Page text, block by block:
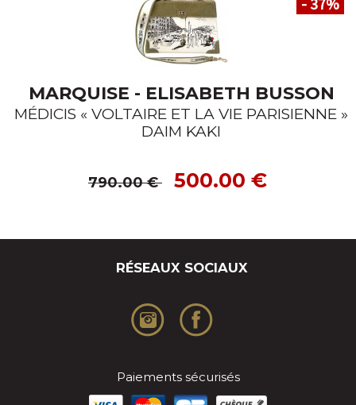
MARQUISE - ELISABETH BUSSON
MÉDICIS « VOLTAIRE ET LA VIE PARISIENNE »
DAIM KAKI
790.00 € 500.00 €
RÉSEAUX SOCIAUX
Paiements sécurisés